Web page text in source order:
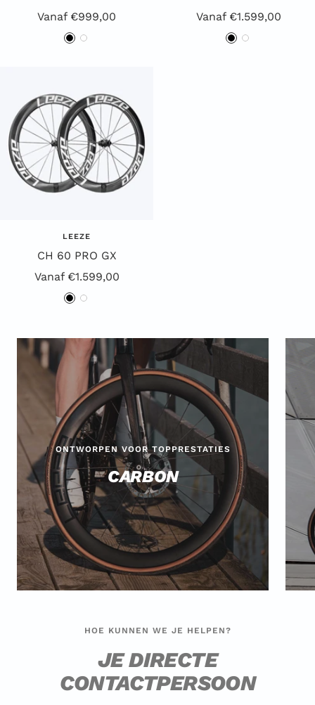
Aanbiedingsprijs
Vanaf €999,00
Z
r
t
W
Aanbiedingsprijs
Vanaf €1.599,00
Z W
LEEZE
CH 60 PRO GX
Aanbiedingsprijs
Vanaf €1.599,00
Z
a
r
W
t
ONTWORPEN VOOR TOPPRESTATIES
CARBON
HOE KUNNEN WE JE HELPEN?
JE DIRECTE
CONTACTPERSOON